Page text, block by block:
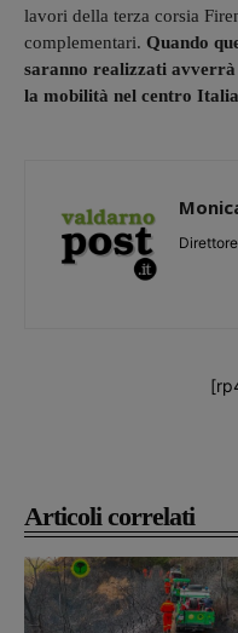
Articoli correlati
lavori della terza corsia
complementari. Quando
saranno realizzati
la mobilità nel centro
Direttore